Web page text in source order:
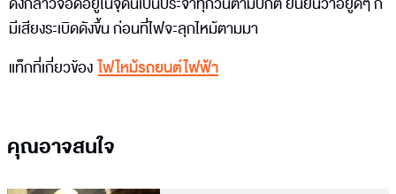
มีเสียงระเบิดดังขึ้น ก่อนที่ไฟจะลุกไหม้ตามมา
แท็กที่เกี่ยวข้องไฟไหม้รถยนต์ไฟฟ้า
คุณอาจสนใจ